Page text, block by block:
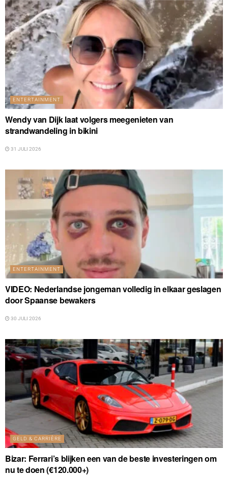
ENTERTAINMENT
Wendy van Dijk laat volgers meegenieten van
strandwandeling in bikini
31 JULI 2026
ENTERTAINMENT
VIDEO: Nederlandse jongeman volledig in elkaar geslagen
door Spaanse bewakers
30 JULI 2026
GELD & CARRIÈRE
Bizar: Ferrari’s blijken een van de beste investeringen om
nu te doen (€120.000+)